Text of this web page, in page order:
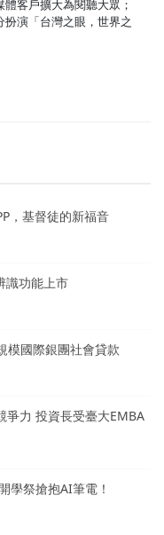
客戶擴大為閱聽大眾；
演「台灣之眼，世界之
，基督徒的新福音
識功能上市
模國際銀團社會貸款
爭力 投資長受臺大EMBA
學祭搶抱AI筆電！